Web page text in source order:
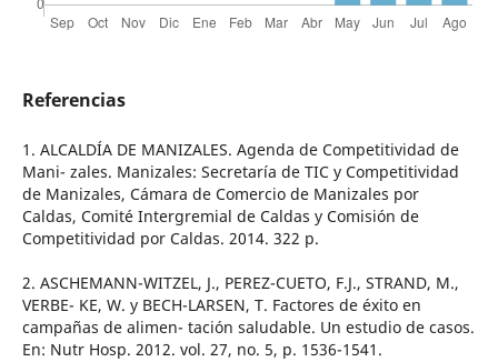
Referencias
1. ALCALDÍA DE MANIZALES. Agenda de Competitividad de
Mani- zales. Manizales: Secretaría de TIC y Competitividad
de Manizales, Cámara de Comercio de Manizales por
Caldas, Comité Intergremial de Caldas y Comisión de
Competitividad por Caldas. 2014. 322 p.
2. ASCHEMANN-WITZEL, J., PEREZ-CUETO, F.J., STRAND, M.,
VERBE- KE, W. y BECH-LARSEN, T. Factores de éxito en
campañas de alimen- tación saludable. Un estudio de casos.
En: Nutr Hosp. 2012. vol. 27, no. 5, p. 1536-1541.